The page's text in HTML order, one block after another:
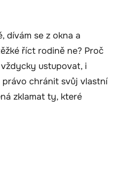
dívám se z okna a
říct rodině ne? Proč
ustupovat, i
právo chránit svůj vlastní
zklamat ty, které